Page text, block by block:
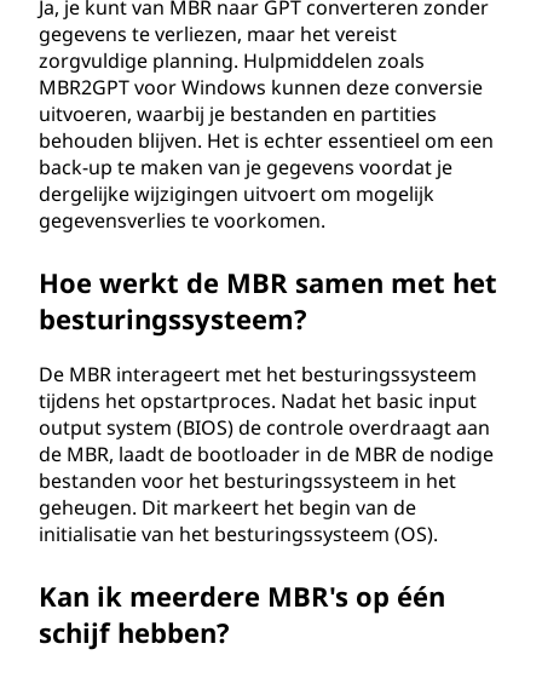
Ja, je kunt van MBR naar GPT converteren zonder
gegevens te verliezen, maar het vereist
zorgvuldige planning. Hulpmiddelen zoals
MBR2GPT voor Windows kunnen deze conversie
uitvoeren, waarbij je bestanden en partities
behouden blijven. Het is echter essentieel om een
back-up te maken van je gegevens voordat je
dergelijke wijzigingen uitvoert om mogelijk
gegevensverlies te voorkomen.
Hoe werkt de MBR samen met het
besturingssysteem?
De MBR interageert met het besturingssysteem
tijdens het opstartproces. Nadat het basic input
output system (BIOS) de controle overdraagt aan
de MBR, laadt de bootloader in de MBR de nodige
bestanden voor het besturingssysteem in het
geheugen. Dit markeert het begin van de
initialisatie van het besturingssysteem (OS).
Kan ik meerdere MBR's op één
schijf hebben?